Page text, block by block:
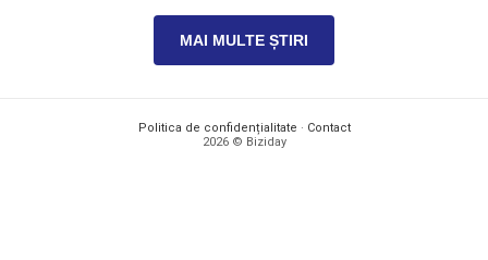
MAI MULTE ȘTIRI
Politica de confidențialitate · Contact
2026 © Biziday